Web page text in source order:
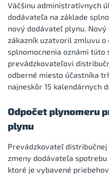
Väčšinu administratívnych
dodávateľa na základe
nový dodávateľ plynu.
zákazník uzatvoril zmluvu o
splnomocnenia oznámi túto
prevádzkovateľovi
odberné miesto účastníka
najneskôr 15 kalendárnych
Odpočet plynomeru
plynu
Prevádzkovateľ
zmeny dodávateľa
ktoré je vybavené